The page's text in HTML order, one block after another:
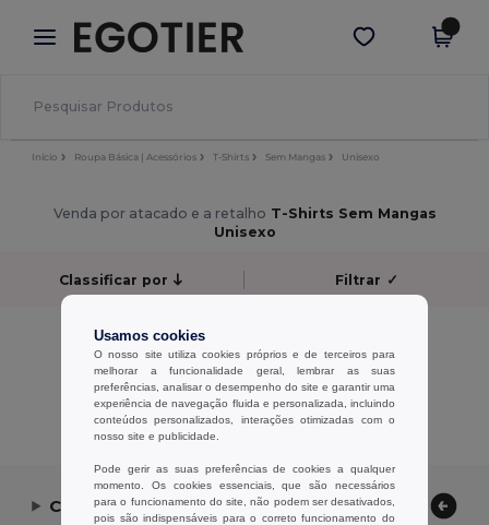
× App Egotier
Melhores preços na app!
Obter app
Início Roupa Básica | Acessórios T-Shirts Sem Mangas Unisexo
Venda por atacado e a retalho T-Shirts Sem Mangas
Unisexo
Classificar por Filtrar ✓
Sem resultados.
Sem resultados.
Exibindo Todos Os Produtos.
Contate-nos
Usamos cookies
O nosso site utiliza cookies próprios e de terceiros para
melhorar a funcionalidade geral, lembrar as suas
preferências, analisar o desempenho do site e garantir uma
experiência de navegação fluida e personalizada, incluindo
conteúdos personalizados, interações otimizadas com o
nosso site e publicidade.
Pode gerir as suas preferências de cookies a qualquer
momento. Os cookies essenciais, que são necessários
para o funcionamento do site, não podem ser desativados,
pois são indispensáveis para o correto funcionamento do